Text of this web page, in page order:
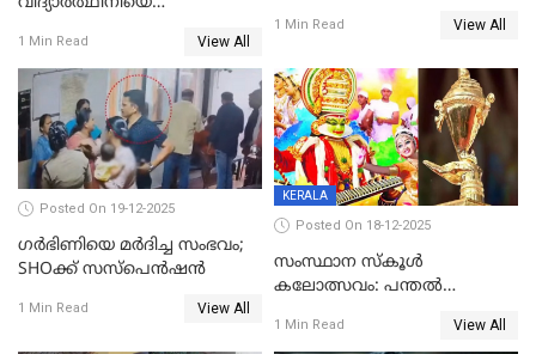
ക്ലീനര്‍ പിടിയിൽ
1 Min Read View All
യുവതി
1 Min Read View All
Posted On 19-12-2025
ഗര്‍ഭിണിയെ മർദിച്ച സംഭവം;
SHOക്ക് സസ്പെൻഷൻ
1 Min Read View All
KERALA
Posted On 18-12-2025
സംസ്ഥാന സ്കൂൾ
കലോത്സവം: പന്തൽ
1 Min Read View All